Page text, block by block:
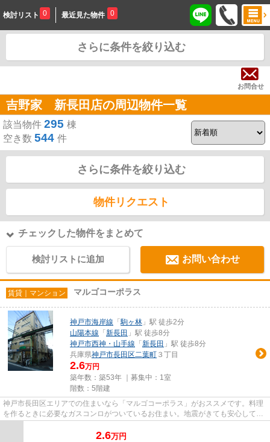
検討リスト 0 最近見た物件 0
株式会社エルフォーハウジ
ング
お問合せ
吉野家 新長田店の周辺物件一覧
該当物件 295 棟
空き数 544 件
さらに条件を絞り込む
物件リクエスト
チェックした物件をまとめて
検討リストに追加 お問い合わせ
賃貸｜マンション マルゴコーポラス
神戸市海岸線 「駒ヶ林 」駅 徒歩2分
山陽本線 「 新長田 」駅 徒歩8分
神戸市西神・山手線 「 新長田 」駅 徒歩8分
兵庫県神戸市長田区二葉町 ３丁目
2.6万円
築年数：築53年 ｜募集中： 1室
階数：5階建
神戸市長田区エリアでの住まいなら「マルゴコーポラス」がおススメです。料理
を作るときに必要なガスコンロがついているお住まい。地震がきても安心して住
2.6万円
さらに条件を絞り込む